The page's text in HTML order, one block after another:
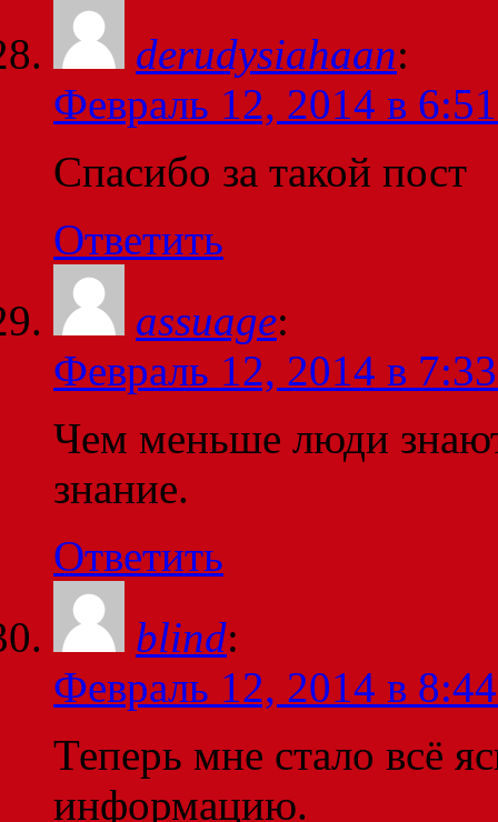
derudysiahaan:
Февраль 12, 2014 в
Спасибо за такой пост
Ответить
assuage:
Февраль 12, 2014 в
Чем меньше люди
знание.
Ответить
blind:
Февраль 12, 2014 в
Теперь мне стало всё
информацию.